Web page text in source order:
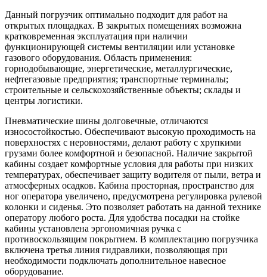
Данный погрузчик оптимально подходит для работ на
открытых площадках. В закрытых помещениях возможна
кратковременная эксплуатация при наличии
функционирующей системы вентиляции или установке
газового оборудования. Область применения:
горнодобывающие, энергетические, металлургические,
нефтегазовые предприятия; транспортные терминалы;
строительные и сельскохозяйственные объекты; склады и
центры логистики.
Пневматические шины долговечные, отличаются
износостойкостью. Обеспечивают высокую проходимость на
поверхностях с неровностями, делают работу с хрупкими
грузами более комфортной и безопасной. Наличие закрытой
кабины создает комфортные условия для работы при низких
температурах, обеспечивает защиту водителя от пыли, ветра и
атмосферных осадков. Кабина просторная, пространство для
ног оператора увеличено, предусмотрена регулировка рулевой
колонки и сиденья. Это позволяет работать на данной технике
оператору любого роста. Для удобства посадки на стойке
кабины установлена эргономичная ручка с
противоскользящим покрытием. В комплектацию погрузчика
включена третья линия гидравлики, позволяющая при
необходимости подключать дополнительное навесное
оборудование.